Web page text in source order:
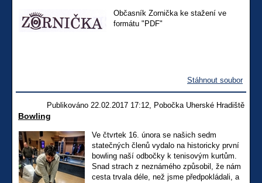
Občasník Zornička ke stažení ve
formátu "PDF"
Stáhnout soubor
Publikováno 22.02.2017 17:12, Pobočka Uherské Hradiště
Bowling
Ve čtvrtek 16. února se našich sedm
statečných členů vydalo na historicky první
bowling naší odbočky k tenisovým kurtům.
Snad strach z neznámého způsobil, že nám
cesta trvala déle, než jsme předpokládali, a